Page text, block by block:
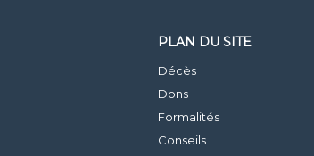
PLAN DU SITE
Décès
Dons
Formalités
Conseils